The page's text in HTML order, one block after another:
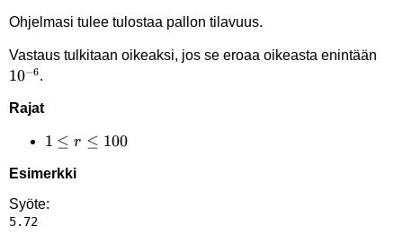
Ohjelmasi tulee tulostaa pallon tilavuus.
Vastaus tulkitaan oikeaksi, jos se eroaa oikeasta enintään
10−6.
Rajat
1
r
\le
1 ≤ r ≤ 100
Esimerkki
Syöte:
5.72